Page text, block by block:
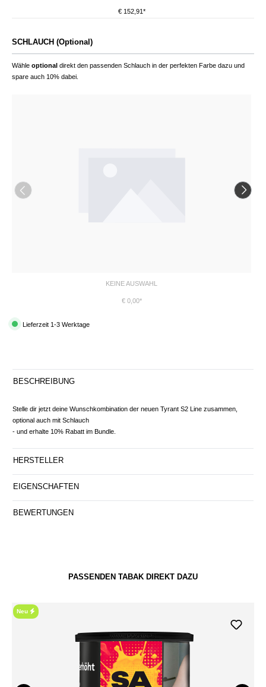
€ 152,91*
SCHLAUCH (Optional)
Wähle optional direkt den passenden Schlauch in der perfekten Farbe dazu und
spare auch 10% dabei.
KEINE AUSWAHL
€ 0,00*
Lieferzeit 1-3 Werktage
BESCHREIBUNG
Stelle dir jetzt deine Wunschkombination der neuen Tyrant S2 Line zusammen,
optional auch mit Schlauch
- und erhalte 10% Rabatt im Bundle.
HERSTELLER
EIGENSCHAFTEN
BEWERTUNGEN
PASSENDEN TABAK DIREKT DAZU
Neu